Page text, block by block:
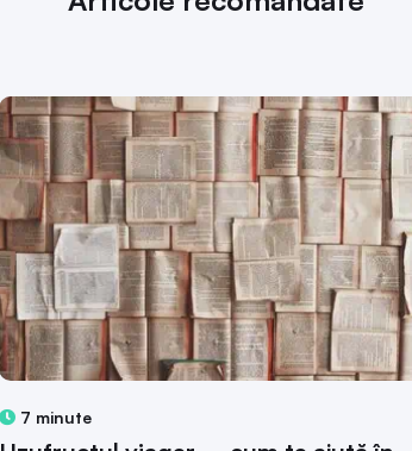
7 minute